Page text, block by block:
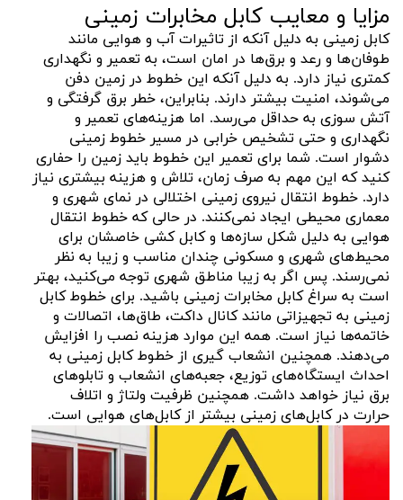
مزایا و معایب کابل مخابرات زمینی
کابل زمینی به دلیل آنکه از تاثیرات آب و هوایی مانند
طوفان‌ها و رعد و برق‌ها در امان است، به تعمیر و نگهداری
کمتری نیاز دارد. به دلیل آنکه این خطوط در زمین دفن
می‌شوند، امنیت بیشتر دارند. بنابراین، خطر برق گرفتگی و
آتش سوزی به حداقل می‌رسد. اما هزینه‌های تعمیر و
نگهداری و حتی تشخیص خرابی در مسیر خطوط زمینی
دشوار است. شما برای تعمیر این خطوط باید زمین را حفاری
کنید که این مهم به صرف زمان، تلاش و هزینه بیشتری نیاز
دارد. خطوط انتقال نیروی زمینی اختلالی در نمای شهری و
معماری محیطی ایجاد نمی‌کنند. در حالی که خطوط انتقال
هوایی به دلیل شکل سازه‌ها و کابل کشی خاصشان برای
محیط‌های شهری و مسکونی چندان مناسب و زیبا به نظر
نمی‌رسند. پس اگر به زیبا مناطق شهری توجه می‌کنید، بهتر
است به سراغ کابل مخابرات زمینی باشید. برای خطوط کابل
زمینی به تجهیزاتی مانند کانال داکت، طاق‌ها، اتصالات و
خاتمه‌ها نیاز است. همه این موارد هزینه نصب را افزایش
می‌دهند. همچنین انشعاب گیری از خطوط کابل زمینی به
احداث ایستگاه‌های توزیع، جعبه‌های انشعاب و تابلوهای
برق نیاز خواهد داشت. همچنین ظرفیت ولتاژ و اتلاف
حرارت در کابل‌های زمینی بیشتر از کابل‌های هوایی است.